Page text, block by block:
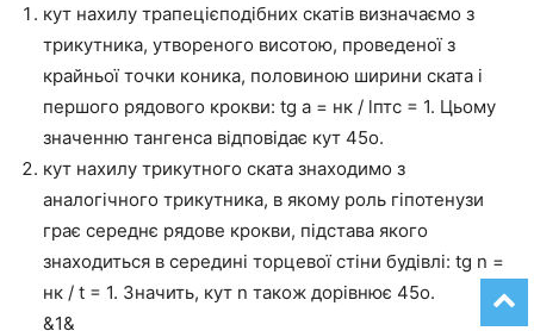
кут нахилу трапецієподібних скатів визначаємо з
трикутника, утвореного висотою, проведеної з
крайньої точки коника, половиною ширини ската і
першого рядового крокви: tg a = нк / lптс = 1. Цьому
значенню тангенса відповідає кут 45о.
кут нахилу трикутного ската знаходимо з
аналогічного трикутника, в якому роль гіпотенузи
грає середнє рядове крокви, підстава якого
знаходиться в середині торцевої стіни будівлі: tg n =
нк / t = 1. Значить, кут n також дорівнює 45о.
&1&